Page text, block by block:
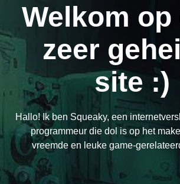
Welkom op
zeer
site :)
Hallo! Ik ben Squeaky, een
programmeur die dol is op het
vreemde en leuke game-